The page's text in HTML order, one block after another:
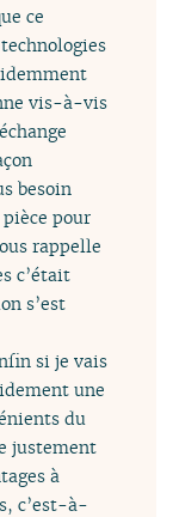
ce
vis-à-vis
besoin
pour
rappelle
c’était
s’est
si je vais
une
du
justement
à
c’est-à-